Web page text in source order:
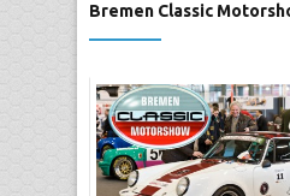
Bremen Classic